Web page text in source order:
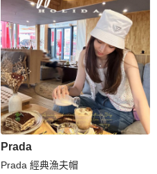
Prada
Prada 經典漁夫帽